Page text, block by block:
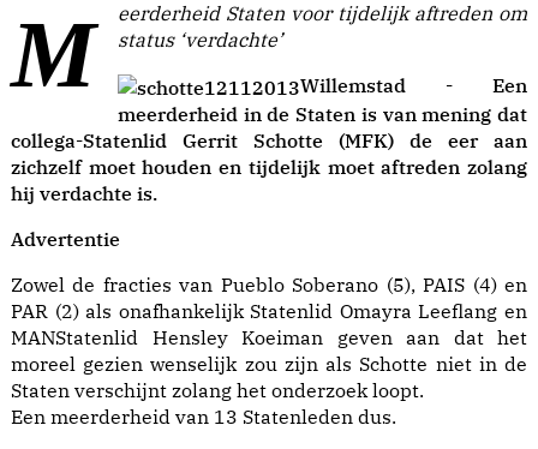
Meerderheid Staten voor tijdelijk aftreden om
status ‘verdachte’
Willemstad - Een
meerderheid in de Staten is van mening dat
collega-Statenlid Gerrit Schotte (MFK) de eer aan
zichzelf moet houden en tijdelijk moet aftreden zolang
hij verdachte is.
Advertentie
Zowel de fracties van Pueblo Soberano (5), PAIS (4) en
PAR (2) als onafhankelijk Statenlid Omayra Leeflang en
MANStatenlid Hensley Koeiman geven aan dat het
moreel gezien wenselijk zou zijn als Schotte niet in de
Staten verschijnt zolang het onderzoek loopt.
Een meerderheid van 13 Statenleden dus.